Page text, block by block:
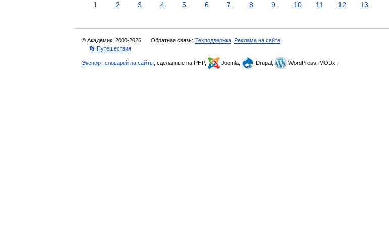
1 2 3 4 5 6 7 8 9 10 11 12 13
© Академик, 2000-2026 Обратная связь: Техподдержка Реклама на сайте
👣 Путешествия
Экспорт словарей на сайты , сделанные на PHP, Joomla, Drupal, WordPress, MODx.